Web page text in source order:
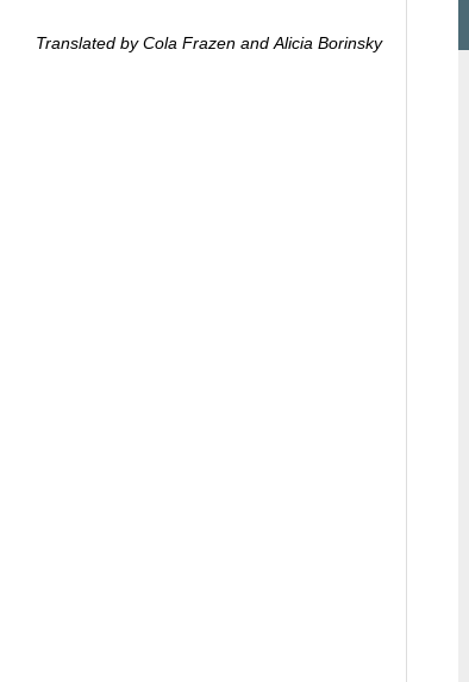
Translated by Cola Frazen and Alicia Borinsky